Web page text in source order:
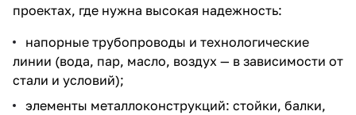
проектах, где нужна высокая надежность:
напорные трубопроводы и технологические
линии (вода, пар, масло, воздух — в зависимости от
стали и условий);
элементы металлоконструкций: стойки, балки,